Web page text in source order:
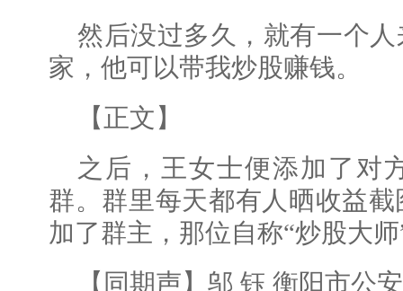
然后没过多久，就有一个
家，他可以带我炒股赚钱。
【正文】
之后，王女士便添加了对
群。群里每天都有人晒收益
加了群主，那位自称“炒股大
【同期声】邬 钰 衡阳市公